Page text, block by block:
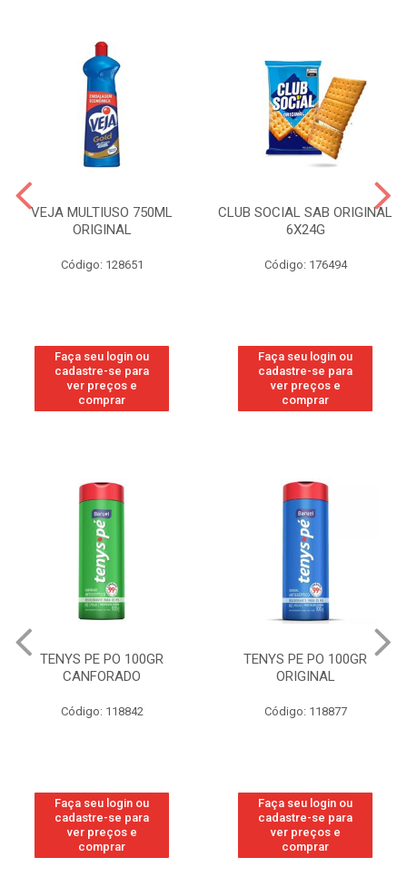
VEJA MULTIUSO 750ML
ORIGINAL
Código: 128651
Faça seu login ou
cadastre-se para
ver preços e
comprar
CLUB SOCIAL SAB ORIGINAL
6X24G
Código: 176494
Faça seu login ou
cadastre-se para
ver preços e
comprar
TENYS PE PO 100GR
CANFORADO
Código: 118842
Faça seu login ou
cadastre-se para
ver preços e
comprar
TENYS PE PO 100GR
ORIGINAL
Código: 118877
Faça seu login ou
cadastre-se para
ver preços e
comprar